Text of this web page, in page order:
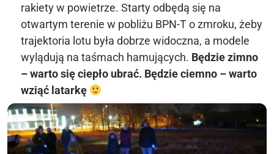
rakiety w powietrze. Starty odbędą się na
otwartym terenie w pobliżu BPN-T o zmroku, żeby
trajektoria lotu była dobrze widoczna, a modele
wylądują na taśmach hamujących. Będzie zimno
– warto się ciepło ubrać. Będzie ciemno – warto
wziąć latarkę